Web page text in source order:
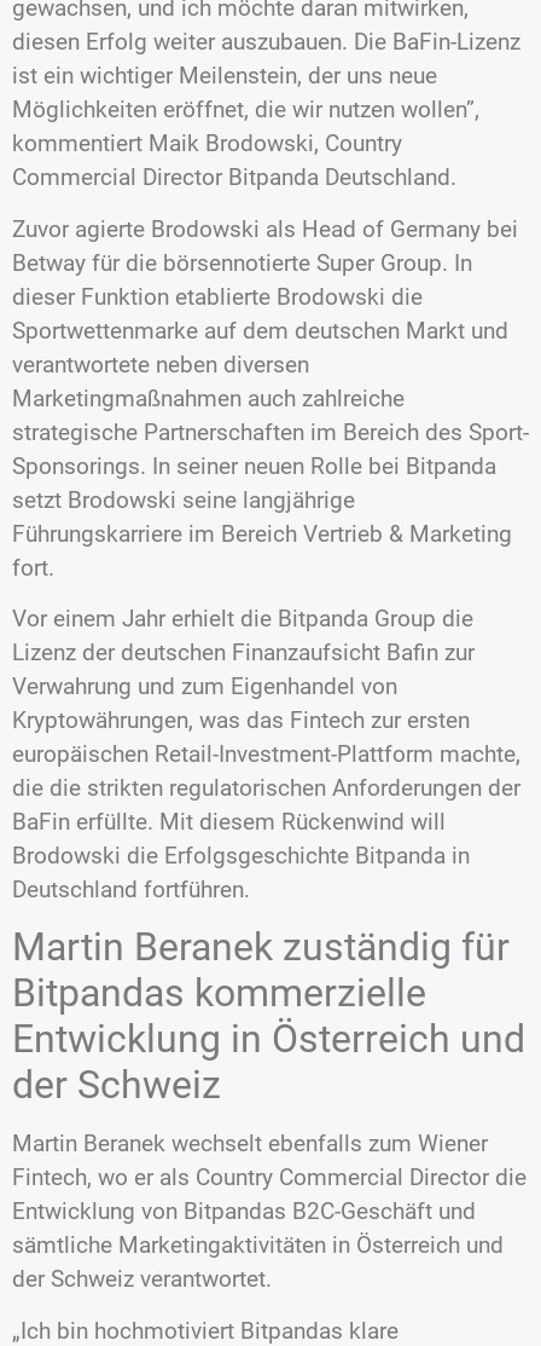
gewachsen, und ich möchte daran mitwirken,
diesen Erfolg weiter auszubauen. Die BaFin-Lizenz
ist ein wichtiger Meilenstein, der uns neue
Möglichkeiten eröffnet, die wir nutzen wollen”,
kommentiert Maik Brodowski, Country
Commercial Director Bitpanda Deutschland.
Zuvor agierte Brodowski als Head of Germany bei
Betway für die börsennotierte Super Group. In
dieser Funktion etablierte Brodowski die
Sportwettenmarke auf dem deutschen Markt und
verantwortete neben diversen
Marketingmaßnahmen auch zahlreiche
strategische Partnerschaften im Bereich des Sport-
Sponsorings. In seiner neuen Rolle bei Bitpanda
setzt Brodowski seine langjährige
Führungskarriere im Bereich Vertrieb & Marketing
fort.
Vor einem Jahr erhielt die Bitpanda Group die
Lizenz der deutschen Finanzaufsicht Bafin zur
Verwahrung und zum Eigenhandel von
Kryptowährungen, was das Fintech zur ersten
europäischen Retail-Investment-Plattform machte,
die die strikten regulatorischen Anforderungen der
BaFin erfüllte. Mit diesem Rückenwind will
Brodowski die Erfolgsgeschichte Bitpanda in
Deutschland fortführen.
Martin Beranek zuständig für
Bitpandas kommerzielle
Entwicklung in Österreich und
der Schweiz
Martin Beranek wechselt ebenfalls zum Wiener
Fintech, wo er als Country Commercial Director die
Entwicklung von Bitpandas B2C-Geschäft und
sämtliche Marketingaktivitäten in Österreich und
der Schweiz verantwortet.
„Ich bin hochmotiviert Bitpandas klare